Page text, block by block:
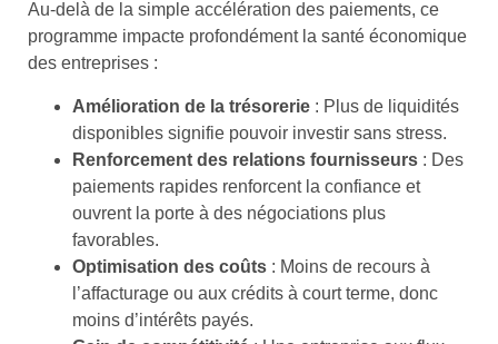
Au-delà de la simple accélération des paiements, ce
programme impacte profondément la santé économique
des entreprises :
Amélioration de la trésorerie : Plus de liquidités
disponibles signifie pouvoir investir sans stress.
Renforcement des relations fournisseurs : Des
paiements rapides renforcent la confiance et
ouvrent la porte à des négociations plus
favorables.
Optimisation des coûts : Moins de recours à
l’affacturage ou aux crédits à court terme, donc
moins d’intérêts payés.